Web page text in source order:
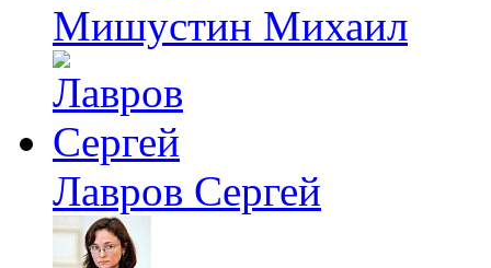
Мишустин Михаил
Лавров Сергей